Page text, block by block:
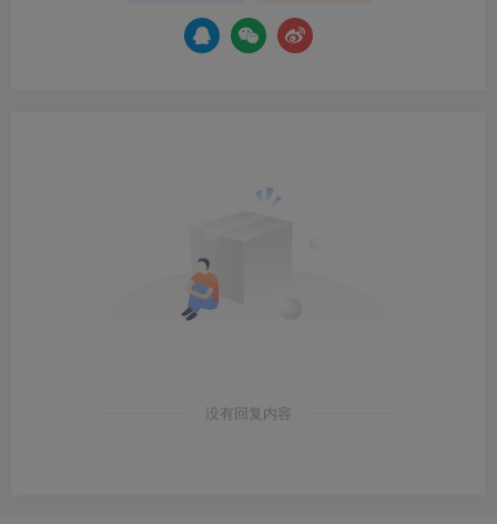
没有回复内容